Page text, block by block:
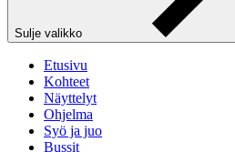
Sulje valikko
Etusivu
Kohteet
Näyttelyt
Ohjelma
Syö ja juo
Bussit